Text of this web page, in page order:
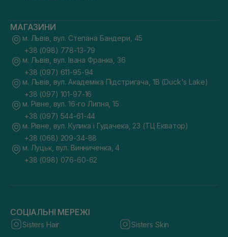
МАГАЗИНИ
м. Львів, вул. Степана Бандери, 45
+38 (098) 778-13-79
м. Львів, вул. Івана Франка, 36
+38 (097) 611-95-94
м. Львів, вул. Академіка Підстригача, 1В (Duck's Lake)
+38 (097) 101-97-16
м. Рівне, вул. 16-го Липня, 15
+38 (097) 544-61-44
м. Рівне, вул. Кулика і Гудачека, 23 (ТЦ Екватор)
+38 (068) 209-34-88
м. Луцьк, вул. Винниченка, 4
+38 (098) 076-60-62
СОЦІАЛЬНІ МЕРЕЖІ
Sisters Hair Sisters Skin